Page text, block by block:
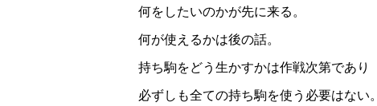
何をしたいのかが先に来る。
何が使えるかは後の話。
持ち駒をどう生かすかは作戦次第であり
必ずしも全ての持ち駒を使う必要はない。